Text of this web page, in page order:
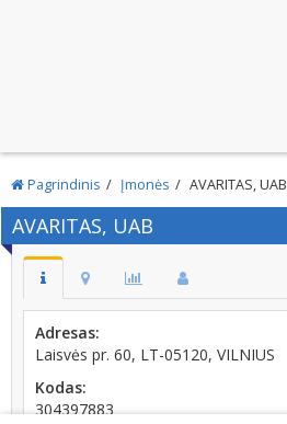
Pagrindinis Įmonės AVARITAS, UAB
AVARITAS, UAB
Adresas:
Laisvės pr. 60, LT-05120, VILNIUS
Kodas:
304397883